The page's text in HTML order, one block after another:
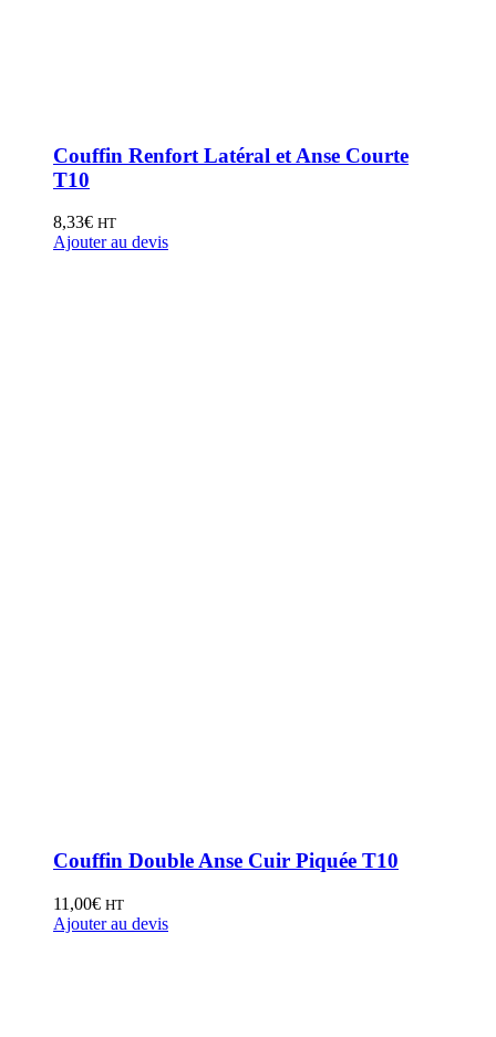
Couffin Renfort Latéral et Anse Courte
T10
8,33€ HT
Ajouter au devis
Couffin Double Anse Cuir Piquée T10
11,00€ HT
Ajouter au devis